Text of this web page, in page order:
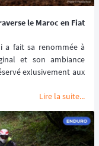
le Maroc en Fiat
a fait sa renommée à
et son ambiance
au coeur du désert
. 🚘🌵
Lire la suite...